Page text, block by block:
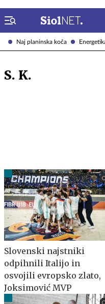
Naj planinska koča
S. K.
Slovenski najstniki
odpihnili Italijo in
osvojili evropsko zlato,
Joksimović MVP